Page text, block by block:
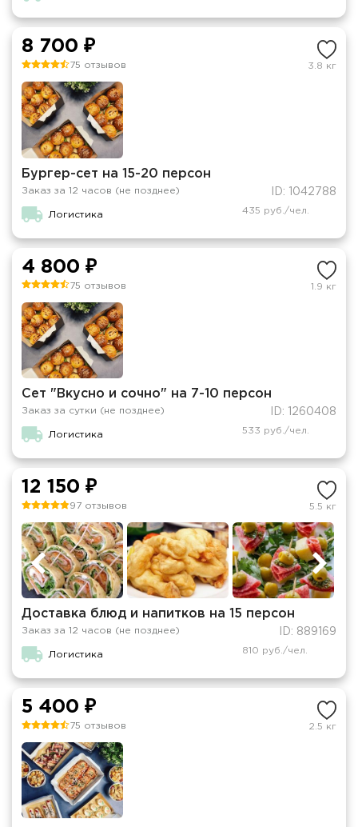
8 700 ₽
75 отзывов 3.8 кг
Бургер-сет на 15-20 персон
Заказ за 12 часов (не позднее) ID: 1042788
Логистика 435 руб./чел.
4 800 ₽
75 отзывов 1.9 кг
Сет "Вкусно и сочно" на 7-10 персон
Заказ за сутки (не позднее) ID: 1260408
Логистика 533 руб./чел.
12 150 ₽
97 отзывов 5.5 кг
Доставка блюд и напитков на 15 персон
Заказ за 12 часов (не позднее) ID: 889169
Логистика 810 руб./чел.
5 400 ₽
75 отзывов 2.5 кг